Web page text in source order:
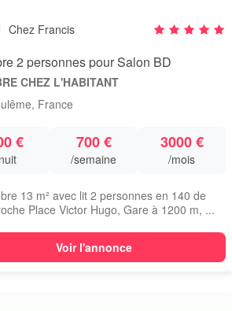
Chez Francis
2 personnes pour Salon BD
CHEZ L'HABITANT
France
€ 700 €
/semaine
3000 €
/mois
13 m² avec lit 2 personnes en 140 de
Place Victor Hugo, Gare à 1200 m, ...
Voir l'annonce